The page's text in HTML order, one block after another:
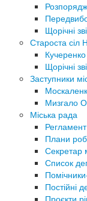
Щорічні
Староста сіл
Щорічні
Заступники
Мизгало
Міська рада
Регламент
Плани
Секретар
Список
Постійні